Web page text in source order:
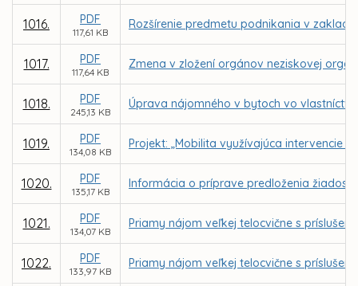
1016. PDF
117,61 KB
Rozšírenie predmetu podnikania v
1017. PDF
117,64 KB
Zmena v zložení orgánov neziskovej
1018. PDF
245,13 KB
Úprava nájomného v bytoch vo
1019. PDF
134,08 KB
Projekt: „Mobilita využívajúca intervencie
1020. PDF
135,17 KB
Informácia o príprave predloženia
1021. PDF
134,07 KB
Priamy nájom veľkej telocvične s
1022. PDF
133,97 KB
Priamy nájom veľkej telocvične s